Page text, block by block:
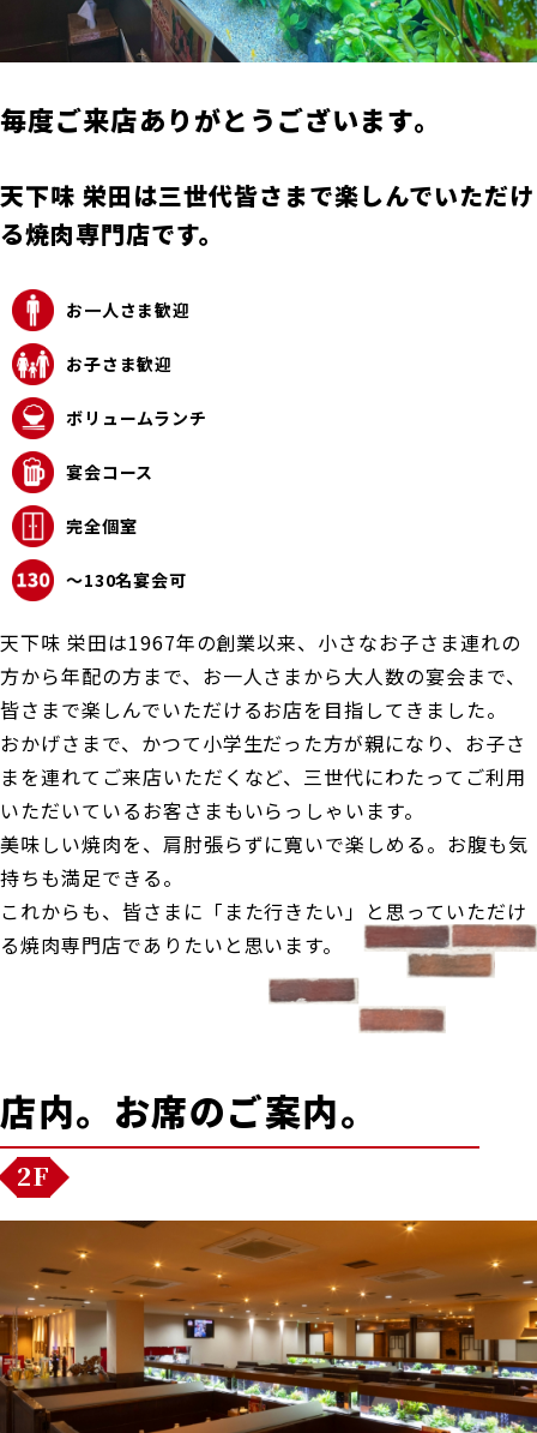
毎度ご来店ありがとうございます。
天下味 栄田は三世代皆さまで楽しんでいただけ
る焼肉専門店です。
お一人さま歓迎
お子さま歓迎
ボリュームランチ
宴会コース
完全個室
〜130名宴会可
天下味 栄田は1967年の創業以来、小さなお子さま連れの
方から年配の方まで、お一人さまから大人数の宴会まで、
皆さまで楽しんでいただけるお店を目指してきました。
おかげさまで、かつて小学生だった方が親になり、お子さ
まを連れてご来店いただくなど、三世代にわたってご利用
いただいているお客さまもいらっしゃいます。
美味しい焼肉を、肩肘張らずに寛いで楽しめる。お腹も気
持ちも満足できる。
これからも、皆さまに「また行きたい」と思っていただけ
る焼肉専門店でありたいと思います。
店内。お席のご案内。
2F